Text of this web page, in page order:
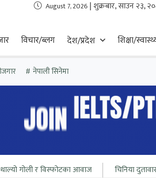
August 7, 2026 | शुक्रबार, साउन २३,
विचार/ब्लग देश/प्रदेश शिक्षा/
नेपाली सिनेमा
आवाज चिनिया दुतावासले दियो आफ्ना